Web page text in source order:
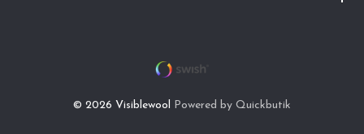
© 2026 Visiblewool Powered by Quickbutik